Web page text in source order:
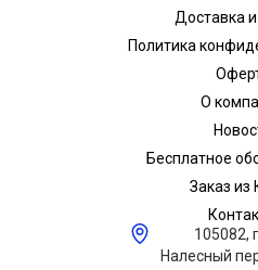
Доставка
Политика
О
Бесплатное
Заказ из
105082,
Налесный